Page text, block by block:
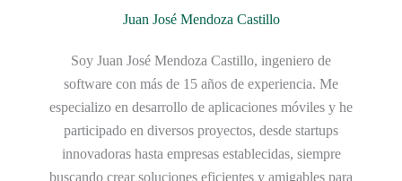
Juan José Mendoza Castillo
Soy Juan José Mendoza Castillo, ingeniero de
software con más de 15 años de experiencia. Me
especializo en desarrollo de aplicaciones móviles y he
participado en diversos proyectos, desde startups
innovadoras hasta empresas establecidas, siempre
buscando crear soluciones eficientes y amigables para